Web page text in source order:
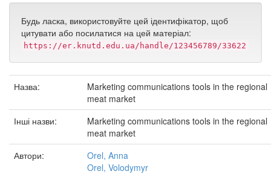
Будь ласка, використовуйте цей ідентифікатор, щоб
цитувати або посилатися на цей матеріал:
https://er.knutd.edu.ua/handle/123456789/33622
Назва:
Marketing communications tools in the regional
meat market
Інші назви:
Marketing communications tools in the regional
meat market
Автори:
Orel, Anna
Orel, Volodymyr